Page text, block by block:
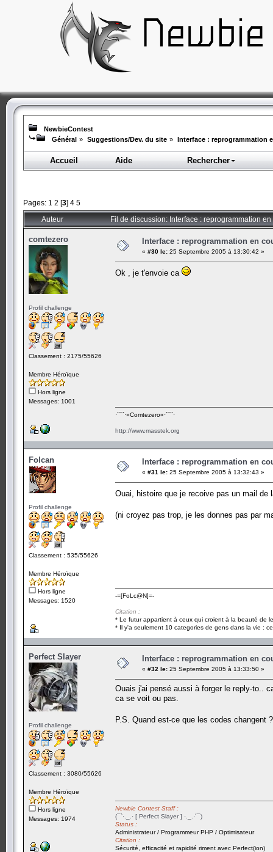
NewbieContest
Général » Suggestions/Dev. du site » Interface : reprogrammation
Accueil Aide Rechercher
Pages: 1 2 [3] 4 5
Auteur Fil de discussion: Interface : reprogrammation
comtezero
Profil challenge
Classement : 2175/55626
Membre Héroïque
Hors ligne
Messages: 1001
Interface : reprogrammation en
« #30 le: 25 Septembre 2005 à 13:30:42 »
Ok , je t'envoie ca
·´¯`·­»Comtezero«­·´¯`·
http://www.masstek.org
Folcan
Profil challenge
Classement : 535/55626
Membre Héroïque
Hors ligne
Messages: 1520
Interface : reprogrammation en
« #31 le: 25 Septembre 2005 à 13:32:43 »
Ouai, histoire que je recoive pas un mail
(ni croyez pas trop, je les donnes pas par
-=[FoLc@N]=-
Citation :
* Le futur appartient à ceux qui croient à la beauté de
* Il y'a seulement 10 categories de gens dans la vie :
Perfect Slayer
Profil challenge
Classement : 3080/55626
Membre Héroïque
Hors ligne
Messages: 1974
Interface : reprogrammation en
« #32 le: 25 Septembre 2005 à 13:33:50 »
Ouais j'ai pensé aussi à forger le reply-to..
ca se voit ou pas.
P.S. Quand est-ce que les codes changent
Newbie Contest Staff :
(¯`·._.· [ Perfect Slayer ] ·._.·´¯)
Status :
Administrateur / Programmeur PHP / Optimisateur
Citation :
Sécurité, efficacité et rapidité riment avec Perfect(ion)